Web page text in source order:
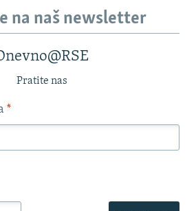
na naš newsletter
Pratite nas
*